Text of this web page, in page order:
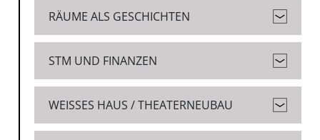
RÄUME ALS GESCHICHTEN
STM UND FINANZEN
WEISSES HAUS / THEATERNEUBAU